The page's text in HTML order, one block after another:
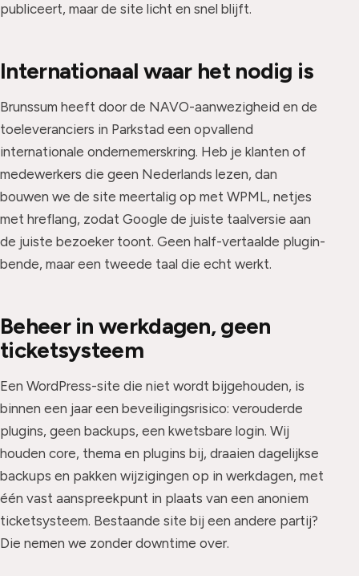
publiceert, maar de site licht en snel blijft.
Internationaal waar het nodig is
Brunssum heeft door de NAVO-aanwezigheid en de
toeleveranciers in Parkstad een opvallend
internationale ondernemerskring. Heb je klanten of
medewerkers die geen Nederlands lezen, dan
bouwen we de site meertalig op met WPML, netjes
met hreflang, zodat Google de juiste taalversie aan
de juiste bezoeker toont. Geen half-vertaalde plugin-
bende, maar een tweede taal die echt werkt.
Beheer in werkdagen, geen
ticketsysteem
Een WordPress-site die niet wordt bijgehouden, is
binnen een jaar een beveiligingsrisico: verouderde
plugins, geen backups, een kwetsbare login. Wij
houden core, thema en plugins bij, draaien dagelijkse
backups en pakken wijzigingen op in werkdagen, met
één vast aanspreekpunt in plaats van een anoniem
ticketsysteem. Bestaande site bij een andere partij?
Die nemen we zonder downtime over.